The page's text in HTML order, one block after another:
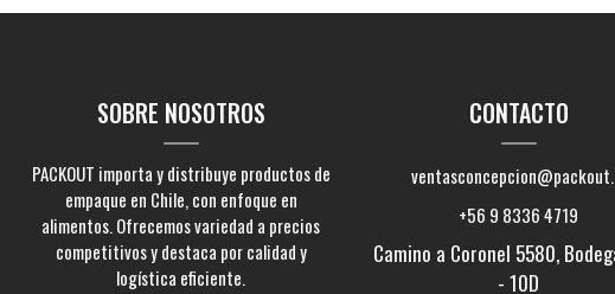
SOBRE NOSOTROS
PACKOUT importa y distribuye productos de
empaque en Chile, con enfoque en
alimentos. Ofrecemos variedad a precios
competitivos y destaca por calidad y
logística eficiente.
CONTACTO
+56 9 8336 4719
Camino a Coronel 5580,
- 10D